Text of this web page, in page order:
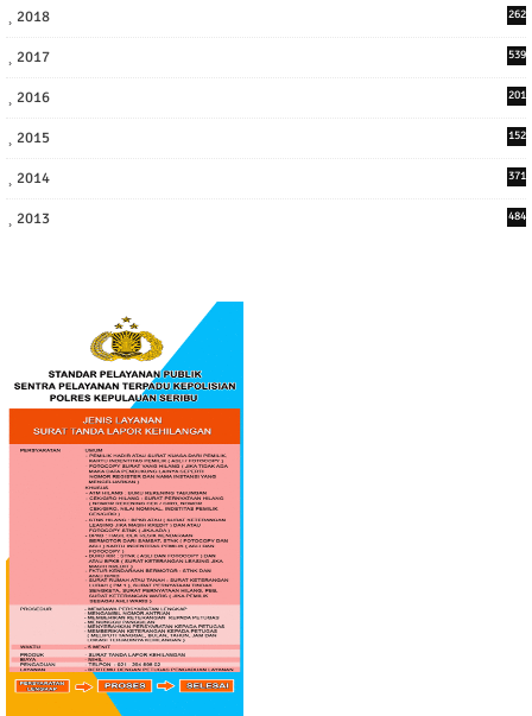
2018
262
2017
539
2016
201
2015 152
2014 371
2013 484